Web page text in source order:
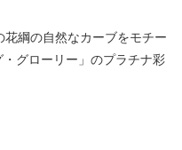
綱の自然なカーブをモチー
グローリー」のプラチナ彩